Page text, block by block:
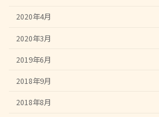
2020年4月
2020年3月
2019年6月
2018年9月
2018年8月